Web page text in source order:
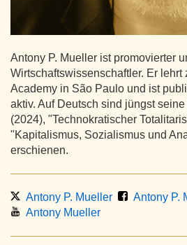
Antony P. Mueller ist promovierter
Wirtschaftswissenschaftler. Er lehrt
Academy in São Paulo und ist
aktiv. Auf Deutsch sind jüngst
(2024), "Technokratischer
"Kapitalismus, Sozialismus und
erschienen.
Antony P. Mueller
Antony P.
Antony Mueller